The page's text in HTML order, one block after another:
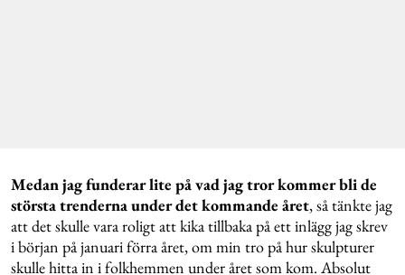
Medan jag funderar lite på vad jag tror kommer bli de
största trenderna under det kommande året, så tänkte jag
att det skulle vara roligt att kika tillbaka på ett inlägg jag skrev
i början på januari förra året, om min tro på hur skulpturer
skulle hitta in i folkhemmen under året som kom. Absolut